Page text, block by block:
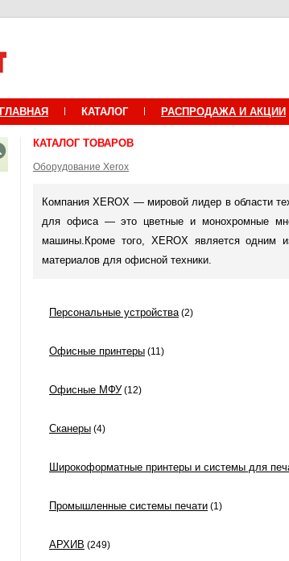
ГЛАВНАЯ КАТАЛОГ РАСПРОДАЖА И АКЦИИ
КАТАЛОГ ТОВАРОВ
Оборудование Xerox
Компания XEROX — мировой лидер в области
для офиса — это цветные и монохромные
машины.Кроме того, XEROX является одним
материалов для офисной техники.
Персональные устройства(2)
Офисные принтеры (11)
Офисные МФУ (12)
Сканеры (4)
Широкоформатные принтеры и системы для
Промышленные системы печати (1)
АРХИВ (249)